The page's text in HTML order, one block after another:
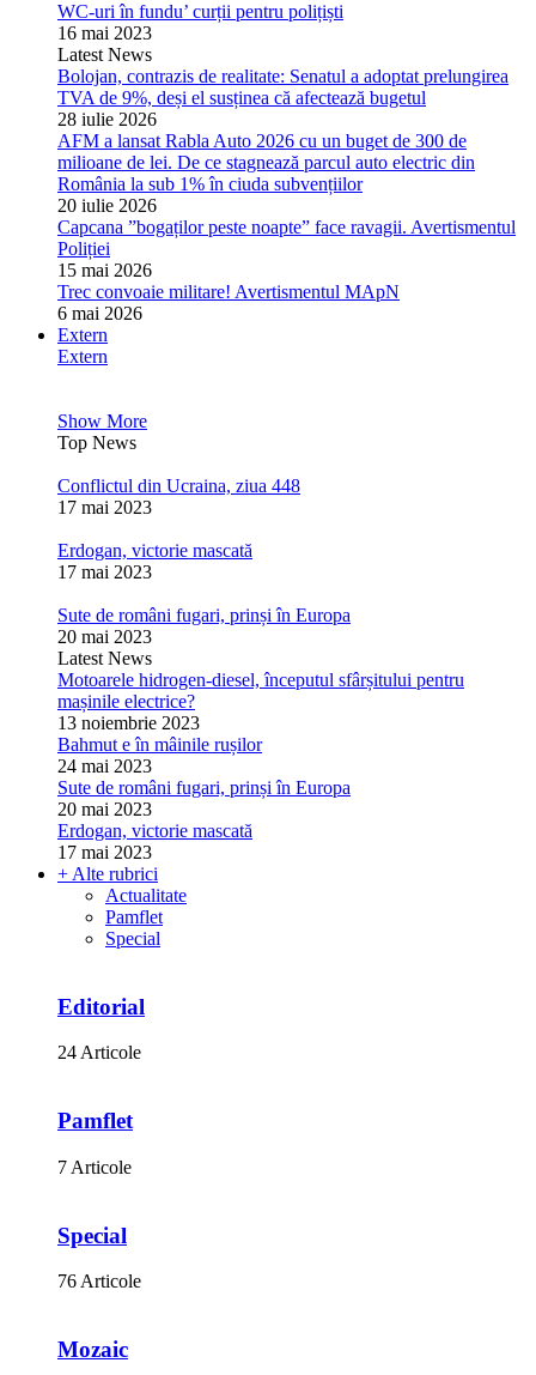
WC-uri în fundu’ curții pentru polițiști
16 mai 2023
Latest News
Bolojan, contrazis de realitate: Senatul a adoptat prelungirea
TVA de 9%, deși el susținea că afectează bugetul
28 iulie 2026
AFM a lansat Rabla Auto 2026 cu un buget de 300 de
milioane de lei. De ce stagnează parcul auto electric din
România la sub 1% în ciuda subvențiilor
20 iulie 2026
Capcana ”bogaților peste noapte” face ravagii. Avertismentul
Poliției
15 mai 2026
Trec convoaie militare! Avertismentul MApN
6 mai 2026
Extern
Extern
Show More
Top News
Conflictul din Ucraina, ziua 448
17 mai 2023
Erdogan, victorie mascată
17 mai 2023
Sute de români fugari, prinși în Europa
20 mai 2023
Latest News
Motoarele hidrogen-diesel, începutul sfârșitului pentru
mașinile electrice?
13 noiembrie 2023
Bahmut e în mâinile rușilor
24 mai 2023
Sute de români fugari, prinși în Europa
20 mai 2023
Erdogan, victorie mascată
17 mai 2023
+ Alte rubrici
Actualitate
Pamflet
Special
Editorial
24 Articole
Pamflet
7 Articole
Special
76 Articole
Mozaic